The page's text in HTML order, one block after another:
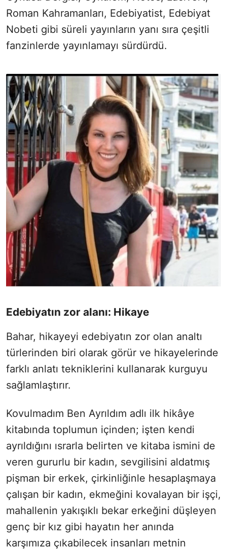
Roman Kahramanları, Edebiyatist, Edebiyat
Nobeti gibi süreli yayınların yanı sıra çeşitli
fanzinlerde yayınlamayı sürdürdü.
Edebiyatın zor alanı: Hikaye
Bahar, hikayeyi edebiyatın zor olan analtı
türlerinden biri olarak görür ve hikayelerinde
farklı anlatı tekniklerini kullanarak kurguyu
sağlamlaştırır.
Kovulmadım Ben Ayrıldım adlı ilk hikâye
kitabında toplumun içinden; işten kendi
ayrıldığını ısrarla belirten ve kitaba ismini de
veren gururlu bir kadın, sevgilisini aldatmış
pişman bir erkek, çirkinliğinle hesaplaşmaya
çalışan bir kadın, ekmeğini kovalayan bir işçi,
mahallenin yakışıklı bekar erkeğini düşleyen
genç bir kız gibi hayatın her anında
karşımıza çıkabilecek insanları metnin